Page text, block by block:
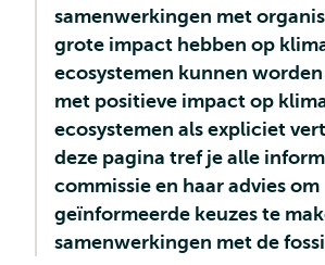
samenwerkingen met
grote impact hebben op
ecosystemen kunnen
met positieve impact op
ecosystemen als expliciet
deze pagina tref je alle
commissie en haar advies om
geïnformeerde keuzes te
samenwerkingen met de